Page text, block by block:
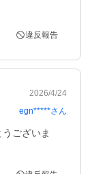
違反報告
2026/4/24
egn*****さん
ございま